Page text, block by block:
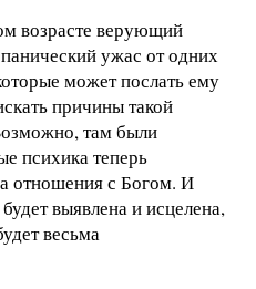
возрасте верующий
ужас от одних
может послать ему
причины такой
там были
психика теперь
отношения с Богом. И
выявлена и исцелена,
весьма